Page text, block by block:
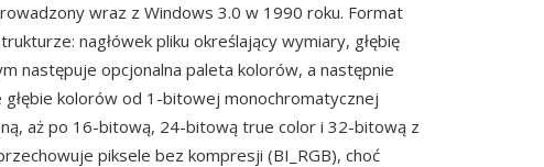
wraz z Windows 3.0 w 1990 roku. Format
nagłówek pliku określający wymiary, głębię
następuje opcjonalna paleta kolorów, a następnie
głębie kolorów od 1-bitowej monochromatycznej
aż po 16-bitową, 24-bitową true color i 32-bitową z
piksele bez kompresji (BI_RGB), choć